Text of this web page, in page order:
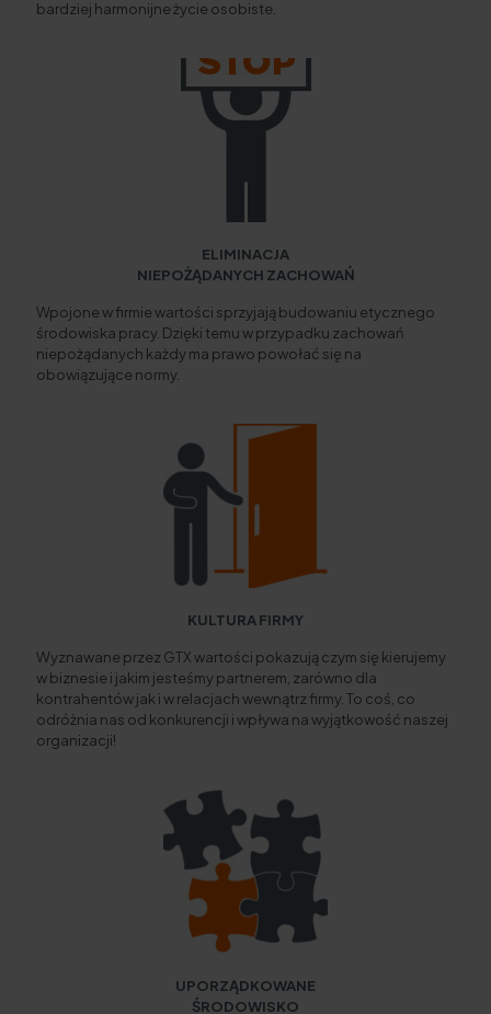
bardziej harmonijne życie osobiste.
ELIMINACJA
NIEPOŻĄDANYCH ZACHOWAŃ
Wpojone w firmie wartości sprzyjają budowaniu etycznego
środowiska pracy. Dzięki temu w przypadku zachowań
niepożądanych każdy ma prawo powołać się na
obowiązujące normy.
KULTURA FIRMY
Wyznawane przez GTX wartości pokazują czym się kierujemy
w biznesie i jakim jesteśmy partnerem, zarówno dla
kontrahentów jak i w relacjach wewnątrz firmy. To coś, co
odróżnia nas od konkurencji i wpływa na wyjątkowość naszej
organizacji!
UPORZĄDKOWANE
ŚRODOWISKO